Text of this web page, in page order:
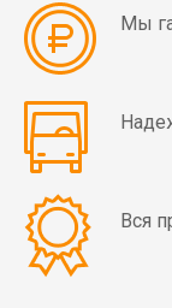
Мы
Вся